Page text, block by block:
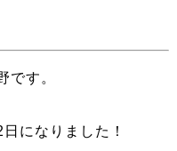
です。
になりました！